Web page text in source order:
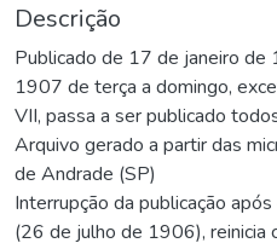
Descrição
Publicado de 17 de janeiro
1907 de terça a domingo,
VII, passa a ser publicado
Arquivo gerado a partir das
de Andrade (SP)
Interrupção da publicação
(26 de julho de 1906), reinicia